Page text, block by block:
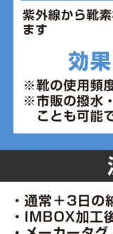
■メーカー型番：M4132E